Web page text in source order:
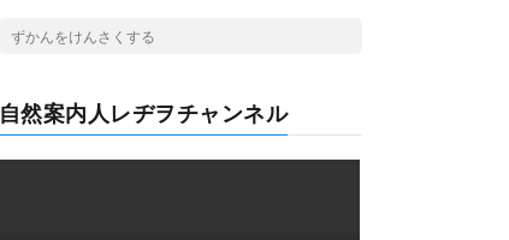
自然案内人レヂヲチャンネル